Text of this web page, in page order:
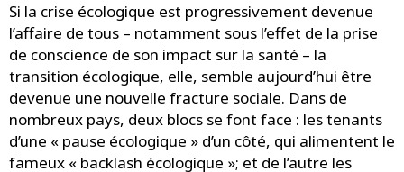
Si la crise écologique est progressivement devenue
l’affaire de tous – notamment sous l’effet de la prise
de conscience de son impact sur la santé – la
transition écologique, elle, semble aujourd’hui être
devenue une nouvelle fracture sociale. Dans de
nombreux pays, deux blocs se font face : les tenants
d’une « pause écologique » d’un côté, qui alimentent le
fameux « backlash écologique »; et de l’autre les